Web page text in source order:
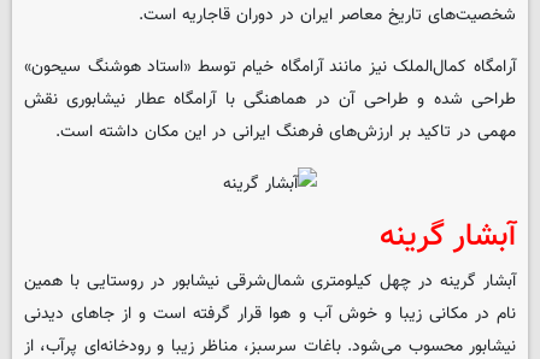
شخصیت‌های تاریخ معاصر ایران در دوران قاجاریه است.
آرامگاه کمال‌الملک نیز مانند آرامگاه خیام توسط «استاد هوشنگ سیحون»
طراحی شده و طراحی آن در هماهنگی با آرامگاه عطار نیشابوری نقش
مهمی در تاکید بر ارزش‌های فرهنگ ایرانی در این مکان داشته است.
آبشار گرینه
آبشار گرینه در چهل کیلومتری شمال‌شرقی نیشابور در روستایی با همین
نام در مکانی زیبا و خوش آب و هوا قرار گرفته است و از جاهای دیدنی
نیشابور محسوب می‌شود. باغات سرسبز، مناظر زیبا و رودخانه‌ای پرآب، از